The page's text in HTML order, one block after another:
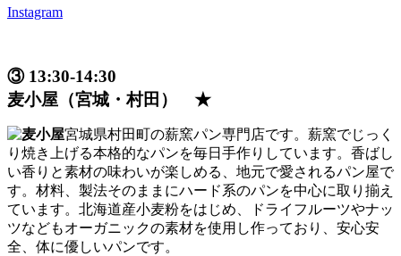
Instagram
③ 13:30-14:30
麦小屋（宮城・村田） ★
宮城県村田町の薪窯パン専門店です。薪窯でじっく
り焼き上げる本格的なパンを毎日手作りしています。香ばし
い香りと素材の味わいが楽しめる、地元で愛されるパン屋で
す。材料、製法そのままにハード系のパンを中心に取り揃え
ています。北海道産小麦粉をはじめ、ドライフルーツやナッ
ツなどもオーガニックの素材を使用し作っており、安心安
全、体に優しいパンです。